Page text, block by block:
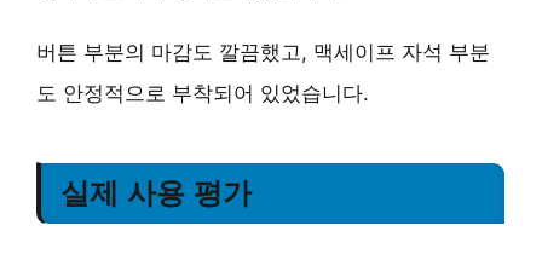
버튼 부분의 마감도 깔끔했고, 맥세이프 자석 부분
도 안정적으로 부착되어 있었습니다.
실제 사용 평가